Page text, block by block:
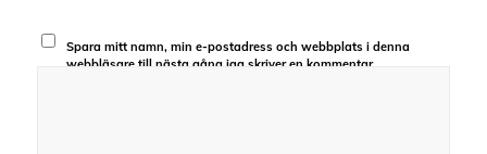
Spara mitt namn, min e-postadress och webbplats i denna
webbläsare till nästa gång jag skriver en kommentar.